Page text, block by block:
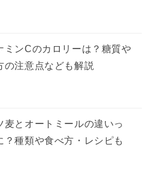
ミンCのカロリーは？糖質や
の注意点なども解説
麦とオートミールの違いっ
？種類や食べ方・レシピも